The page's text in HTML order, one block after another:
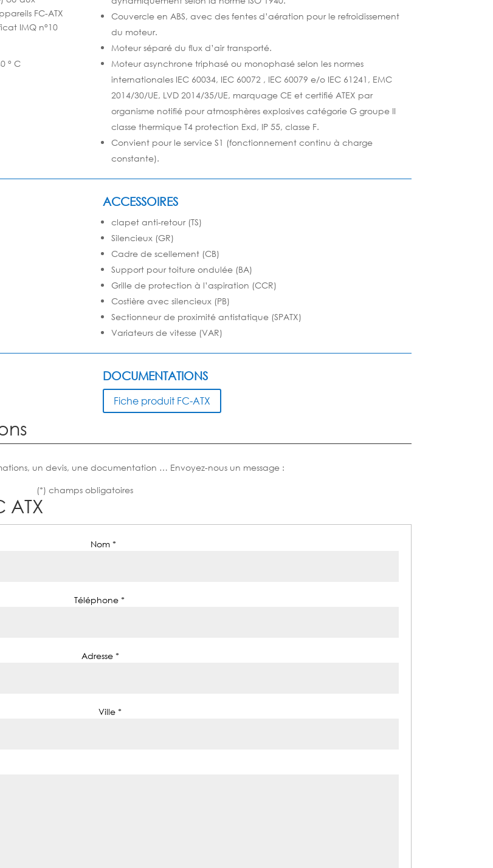
FC-ATX
IMQ n°10
° C
Couvercle en ABS, avec des fentes d’aération pour le refroidissement
du moteur.
Moteur séparé du flux d’air transporté.
Moteur asynchrone triphasé ou monophasé selon les normes
internationales IEC 60034, IEC 60072 , IEC 60079 e/o IEC 61241, EMC
2014/30/UE, LVD 2014/35/UE, marquage CE et certifié ATEX par
organisme notifié pour atmosphères explosives catégorie G groupe II
classe thermique T4 protection Exd, IP 55, classe F.
Convient pour le service S1 (fonctionnement continu à charge
constante).
ACCESSOIRES
clapet anti-retour (TS)
Silencieux (GR)
Cadre de scellement (CB)
Support pour toiture ondulée (BA)
Grille de protection à l’aspiration (CCR)
Costière avec silencieux (PB)
Sectionneur de proximité antistatique (SPATX)
Variateurs de vitesse (VAR)
DOCUMENTATIONS
Fiche produit FC-ATX
un devis, une documentation … Envoyez-nous un message :
(*) champs obligatoires
ATX
Nom *
Téléphone *
Adresse *
Ville *